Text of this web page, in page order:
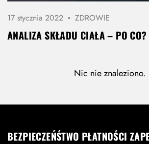
17 stycznia 2022 ZDROWIE
ANALIZA SKŁADU CIAŁA – PO CO?
Nic nie znaleziono.
BEZPIECZEŃŚTWO PŁATNOŚCI